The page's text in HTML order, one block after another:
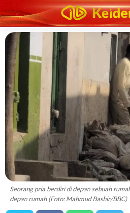
Seorang pria berdiri di depan sebuah
depan rumah (Foto: Mahmud Bashir/BBC)